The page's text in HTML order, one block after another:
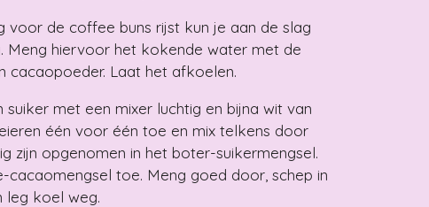
voor de coffee buns rijst kun je aan de slag
Meng hiervoor het kokende water met de
cacaopoeder. Laat het afkoelen.
suiker met een mixer luchtig en bijna wit van
één voor één toe en mix telkens door
zijn opgenomen in het boter-suikermengsel.
cacaomengsel toe. Meng goed door, schep in
leg koel weg.